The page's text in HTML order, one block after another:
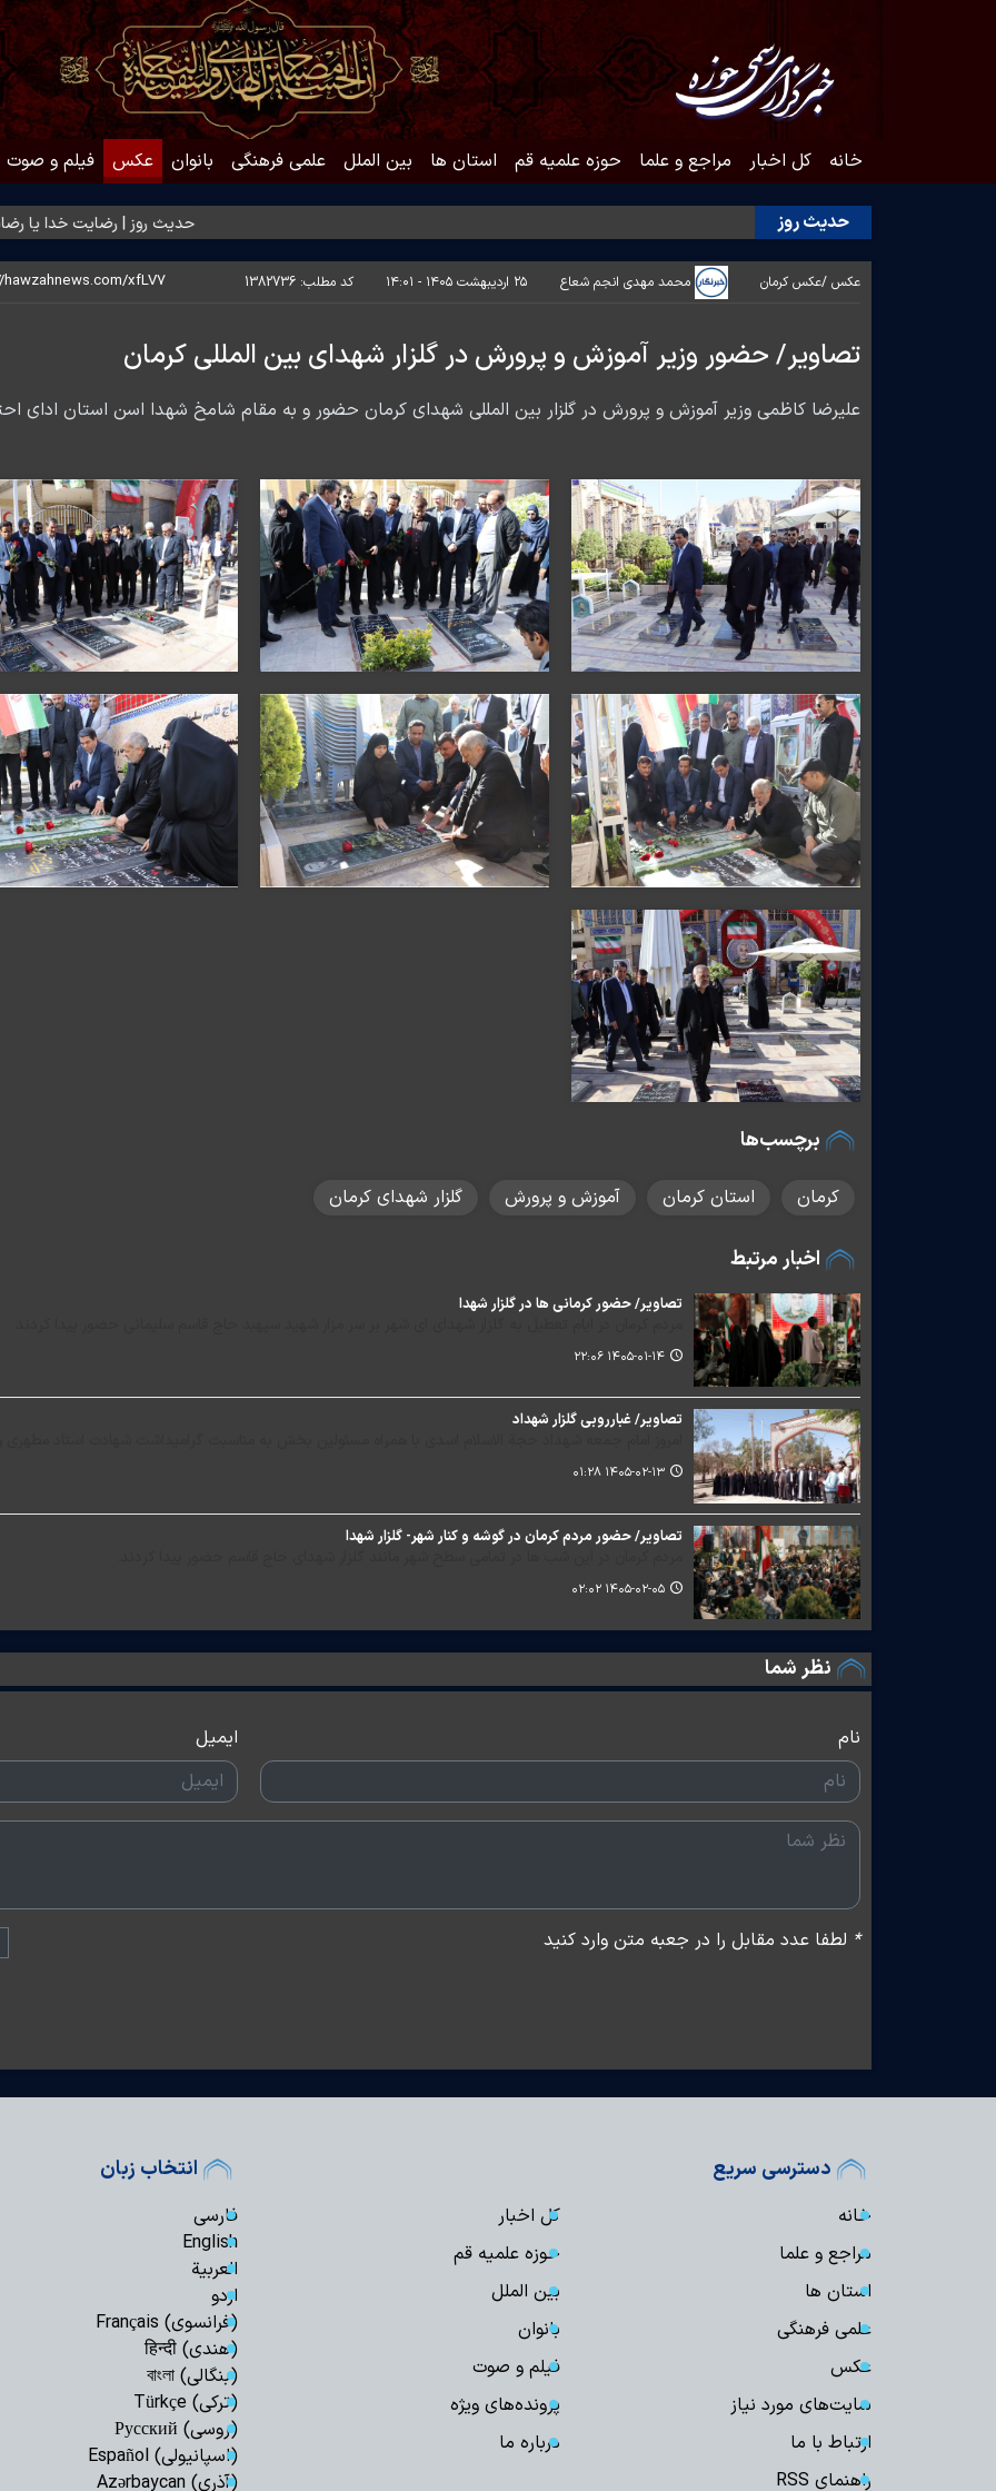
خانه کل اخبار مراجع و علما حوزه علمیه قم استان ها بین الملل علمی فرهنگی بانوان عکس فیلم و صوت
حدیث روز حدیث روز | رضایت خدا یا رضایت مردم؟
عکس /عکس کرمان محمد مهدی انجم شعاع ۲۵ اردیبهشت ۱۴۰۵ - ۱۴:۰۱ کد مطلب: 1382736
تصاویر/ حضور وزیر آموزش و پرورش در گلزار شهدای بین المللی کرمان
علیرضا کاظمی وزیر آموزش و پرورش در گلزار بین المللی شهدای کرمان حضور و به مقام شامخ شهدا اسن استان ادای
برچسب‌ها
کرمان استان کرمان آموزش و پرورش گلزار شهدای کرمان
اخبار مرتبط
تصاویر/ حضور کرمانی ها در گلزار شهدا
۱۴۰۵-۰۱-۱۴ ۲۲:۰۶
تصاویر/ غبارروبی گلزار شهداد
۱۴۰۵-۰۲-۱۳ ۰۱:۲۸
تصاویر/ حضور مردم کرمان در گوشه و کنار شهر- گلزار شهدا
۱۴۰۵-۰۲-۰۵ ۰۲:۰۲
نظر شما
نام ایمیل
* لطفا عدد مقابل را در جعبه متن وارد کنید
دسترسی سریع
خانه
کل اخبار
مراجع و علما
حوزه علمیه قم
استان ها
بین الملل
علمی فرهنگی
بانوان
عکس
فیلم و صوت
سایت‌های مورد نیاز
پرونده‌های ویژه
ارتباط با ما
درباره ما
راهنمای RSS
انتخاب زبان
فارسی
English
العربیة
اردو
(فرانسوی) Français
(هندی) हिन्दी
(بنگالی) বাংলা
(ترکی) Türkçe
(روسی) Русский
(اسپانیولی) Español
(آذری) Azərbaycan